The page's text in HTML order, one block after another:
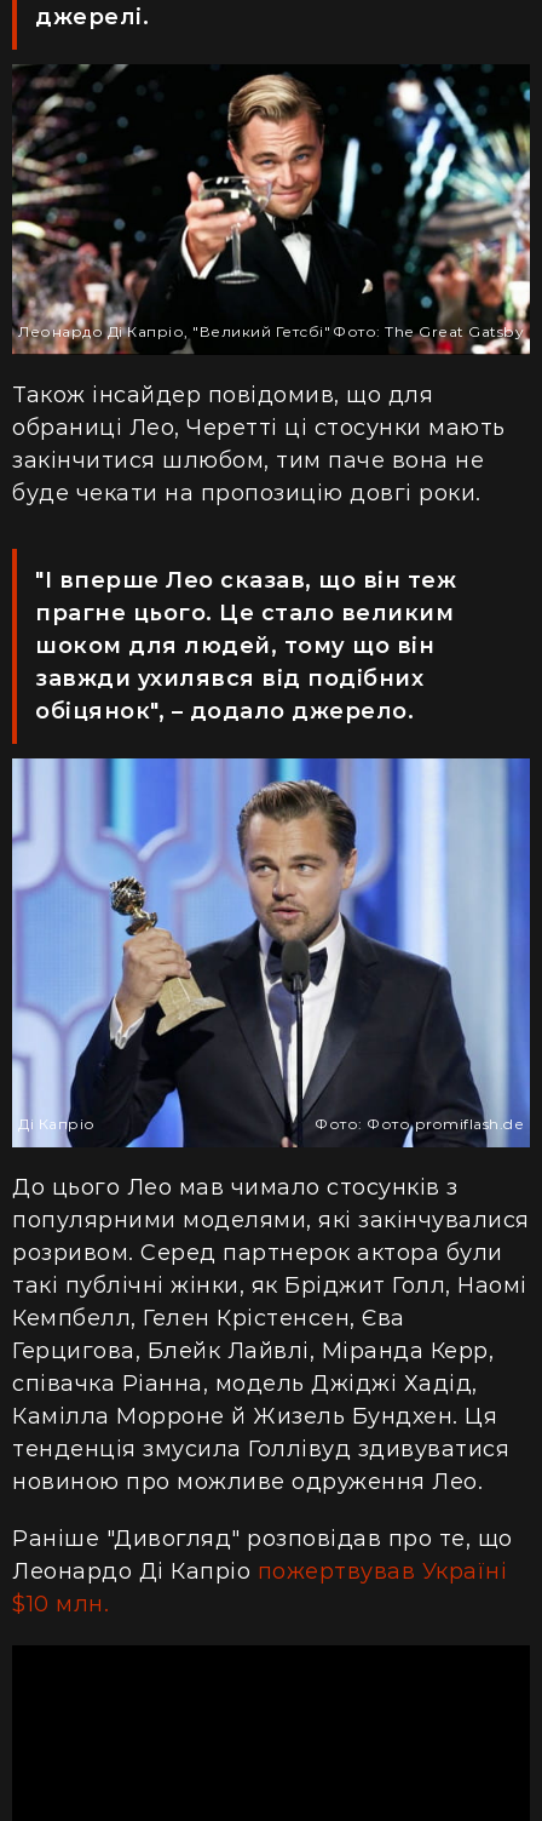
джерелі.
Леонардо Ді Капріо, "Великий Гетсбі" Фото: The Great Gatsby
Також інсайдер повідомив, що для
обраниці Лео, Черетті ці стосунки мають
закінчитися шлюбом, тим паче вона не
буде чекати на пропозицію довгі роки.
"І вперше Лео сказав, що він теж
прагне цього. Це стало великим
шоком для людей, тому що він
завжди ухилявся від подібних
обіцянок", – додало джерело.
Ді Капріо Фото: Фото promiflash.de
До цього Лео мав чимало стосунків з
популярними моделями, які закінчувалися
розривом. Серед партнерок актора були
такі публічні жінки, як Бріджит Голл, Наомі
Кемпбелл, Гелен Крістенсен, Єва
Герцигова, Блейк Лайвлі, Міранда Керр,
співачка Ріанна, модель Джіджі Хадід,
Камілла Морроне й Жизель Бундхен. Ця
тенденція змусила Голлівуд здивуватися
новиною про можливе одруження Лео.
Раніше "Дивогляд" розповідав про те, що
Леонардо Ді Капріо пожертвував Україні
$10 млн.